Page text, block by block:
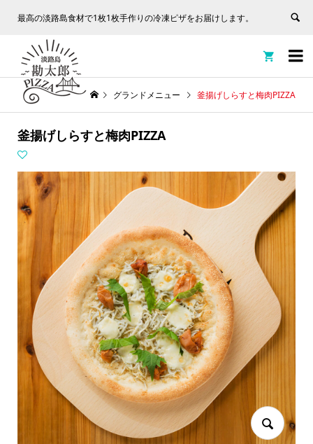
最高の淡路島食材で1枚1枚手作りの冷凍ピザをお届けします。


グランドメニュー 釜揚げしらすと梅肉PIZZA
釜揚げしらすと梅肉PIZZA